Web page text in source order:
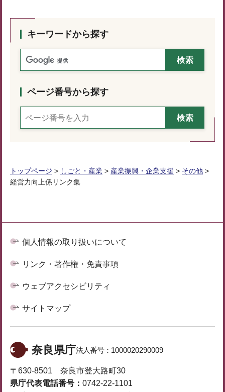
キーワードから探す
ページ番号から探す
トップページ > しごと・産業 > 産業振興・企業支援 > その他 >
経営力向上係リンク集
個人情報の取り扱いについて
リンク・著作権・免責事項
ウェブアクセシビリティ
サイトマップ
奈良県庁法人番号： 1000020290009
〒630-8501 奈良市登大路町30
県庁代表電話番号： 0742-22-1101